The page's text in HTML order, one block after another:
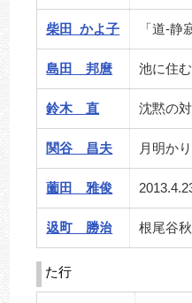
柴田 かよ子 「道-静
島田 邦麿 池に住む
鈴木 直 沈黙の
関谷 昌夫 月明かり
薗田 雅俊
﨤町 勝治 根尾谷
た行